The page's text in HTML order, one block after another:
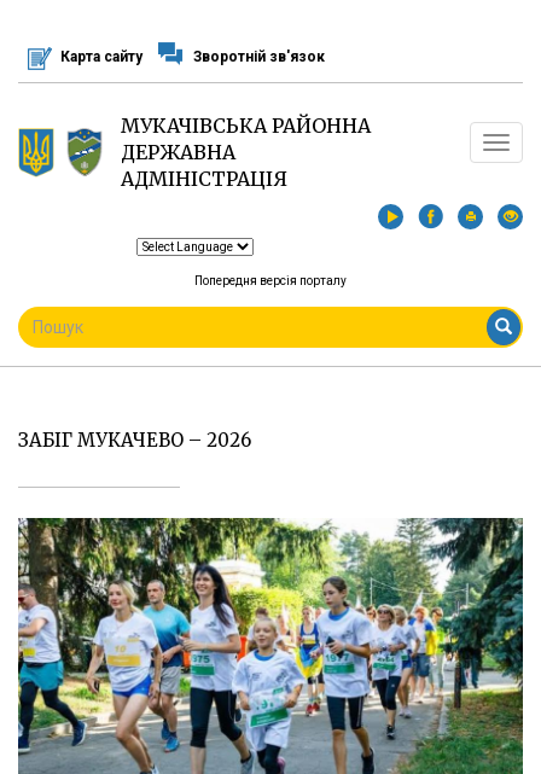
основного
матеріалу
Карта сайту Зворотній зв'язок
МУКАЧІВСЬКА РАЙОННА
ДЕРЖАВНА
АДМІНІСТРАЦІЯ
Toggle
Попередня версія порталу
ПОШУКОВА
ФОРМА
Пошук
ЗАБІГ МУКАЧЕВО – 2026